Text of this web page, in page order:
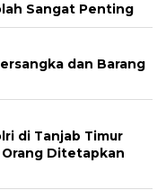
Sangat Penting
dan Barang
di Tanjab Timur
Orang Ditetapkan